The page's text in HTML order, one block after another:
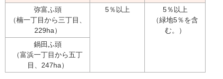
弥富ふ頭
（楠一丁目から三丁目、
229ha）
5％以上
5％以上
（緑地5％を含
む。）
鍋田ふ頭
（富浜一丁目から五丁
目、247ha）